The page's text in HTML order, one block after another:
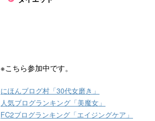
※こちら参加中です。
にほんブログ村「30代女磨き」
人気ブログランキング「美魔女」
FC2ブログランキング「エイジングケア」